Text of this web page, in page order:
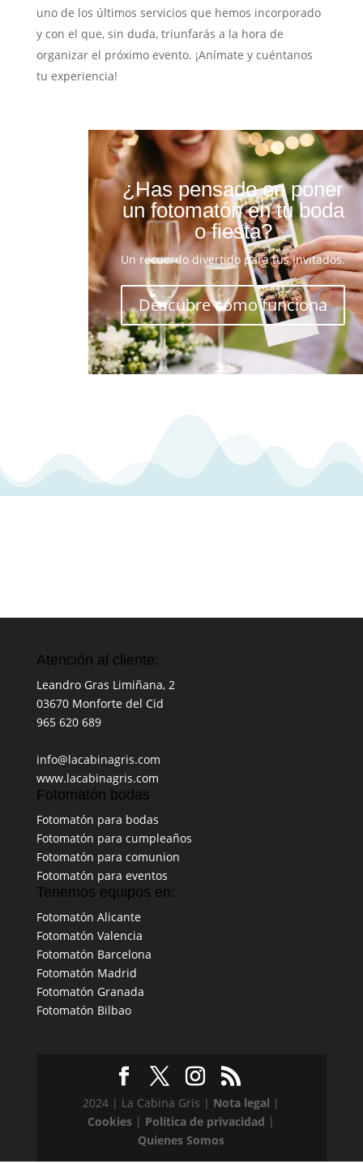
uno de los últimos servicios que hemos incorporado
y con el que, sin duda, triunfarás a la hora de
organizar el próximo evento. ¡Anímate y cuéntanos
tu experiencia!
¿Has pensado en poner
un fotomatón en tu boda
o fiesta?
Un recuerdo divertido para tus invitados.
Descubre cómo funciona
Atención al cliente:
Leandro Gras Limiñana, 2
03670 Monforte del Cid
965 620 689
info@lacabinagris.com
www.lacabinagris.com
Fotomatón bodas
Fotomatón para bodas
Fotomatón para cumpleaños
Fotomatón para comunion
Fotomatón para eventos
Tenemos equipos en:
Fotomatón Alicante
Fotomatón Valencia
Fotomatón Barcelona
Fotomatón Madrid
Fotomatón Granada
Fotomatón Bilbao
2024 | La Cabina Gris | Nota legal |
Cookies | Política de privacidad |
Quienes Somos